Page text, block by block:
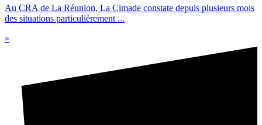
Au CRA de La Réunion, La Cimade constate depuis plusieurs mois
des situations particulièrement ...
»